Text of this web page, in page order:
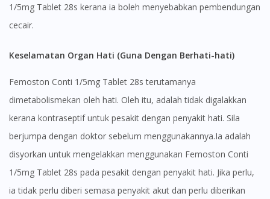
1/5mg Tablet 28s kerana ia boleh menyebabkan pembendungan
cecair.
Keselamatan Organ Hati (Guna Dengan Berhati-hati)
Femoston Conti 1/5mg Tablet 28s terutamanya
dimetabolismekan oleh hati. Oleh itu, adalah tidak digalakkan
kerana kontraseptif untuk pesakit dengan penyakit hati. Sila
berjumpa dengan doktor sebelum menggunakannya.Ia adalah
disyorkan untuk mengelakkan menggunakan Femoston Conti
1/5mg Tablet 28s pada pesakit dengan penyakit hati. Jika perlu,
ia tidak perlu diberi semasa penyakit akut dan perlu diberikan